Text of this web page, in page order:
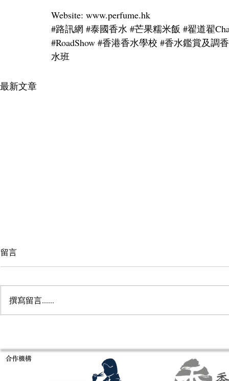
Website: www.perfume.hk
#路訊網 #泰國香水 #芒果糯米飯 #翟道翟
#RoadShow #香港香水學校 #香水鑑賞及調
水班
最新文章
留言
撰寫留言......